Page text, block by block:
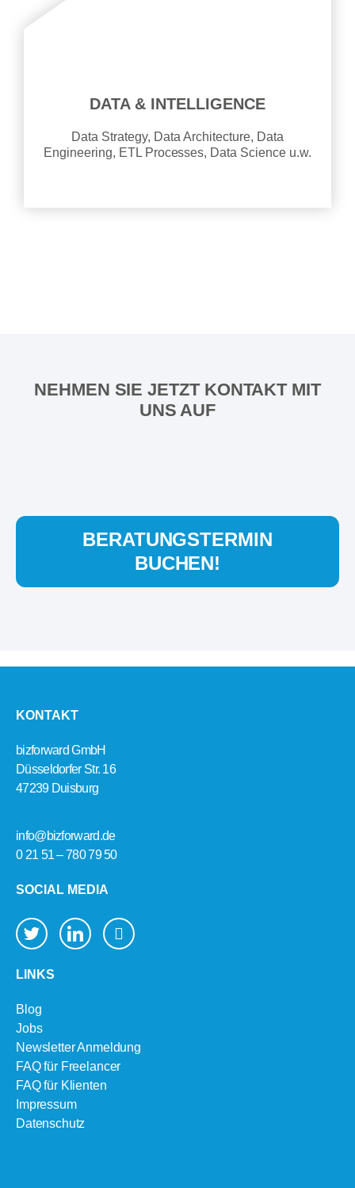
DATA & INTELLIGENCE
Data Strategy, Data Architecture, Data
Engineering, ETL Processes, Data Science u.w.
NEHMEN SIE JETZT KONTAKT MIT
UNS AUF
BERATUNGSTERMIN
BUCHEN!
KONTAKT
bizforward GmbH
Düsseldorfer Str. 16
47239 Duisburg
info@bizforward.de
0 21 51 – 780 79 50
SOCIAL MEDIA
LINKS
Blog
Jobs
Newsletter Anmeldung
FAQ für Freelancer
FAQ für Klienten
Impressum
Datenschutz